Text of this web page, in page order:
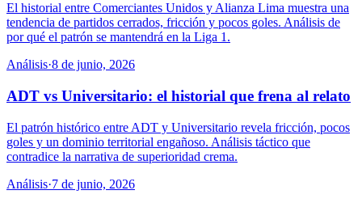
El historial entre Comerciantes Unidos y Alianza Lima muestra una
tendencia de partidos cerrados, fricción y pocos goles. Análisis de
por qué el patrón se mantendrá en la Liga 1.
Análisis·8 de junio, 2026
ADT vs Universitario: el historial que frena al relato
El patrón histórico entre ADT y Universitario revela fricción, pocos
goles y un dominio territorial engañoso. Análisis táctico que
contradice la narrativa de superioridad crema.
Análisis·7 de junio, 2026